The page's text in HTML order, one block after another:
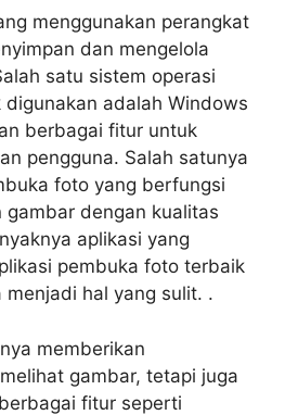
menggunakan perangkat
dan mengelola
satu sistem operasi
adalah Windows
berbagai fitur untuk
pengguna. Salah satunya
foto yang berfungsi
gambar dengan kualitas
aplikasi yang
pembuka foto terbaik
hal yang sulit. .
memberikan
gambar, tetapi juga
fitur seperti